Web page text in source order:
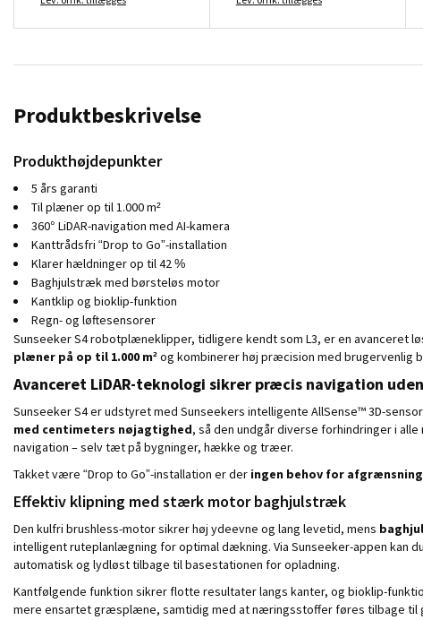
Produktbeskrivelse
Produkthøjdepunkter
5 års garanti
Til plæner op til 1.000 m²
360° LiDAR-navigation med AI-kamera
Kanttrådsfri “Drop to Go”-installation
Klarer hældninger op til 42 %
Baghjulstræk med børsteløs motor
Kantklip og bioklip-funktion
Regn- og løftesensorer
Sunseeker S4 robotplæneklipper, tidligere kendt som L3, er en
plæner på op til 1.000 m²og kombinerer høj præcision med brugervenlig
Avanceret LiDAR-teknologi sikrer præcis navigation uden
Sunseeker S4 er udstyret med Sunseekers intelligente AllSense™ 3D-
med centimeters nøjagtighed, så den undgår diverse forhindringer i
navigation – selv tæt på bygninger, hække og træer.
Takket være “Drop to Go”-installation er der ingen behov for
Effektiv klipning med stærk motor baghjulstræk
Den kulfri brushless-motor sikrer høj ydeevne og lang levetid, mens
intelligent ruteplanlægning for optimal dækning. Via Sunseeker-appen kan
automatisk og lydløst tilbage til basestationen for opladning.
Kantfølgende funktion sikrer flotte resultater langs kanter, og bioklip-
mere ensartet græsplæne, samtidig med at næringsstoffer føres tilbage til